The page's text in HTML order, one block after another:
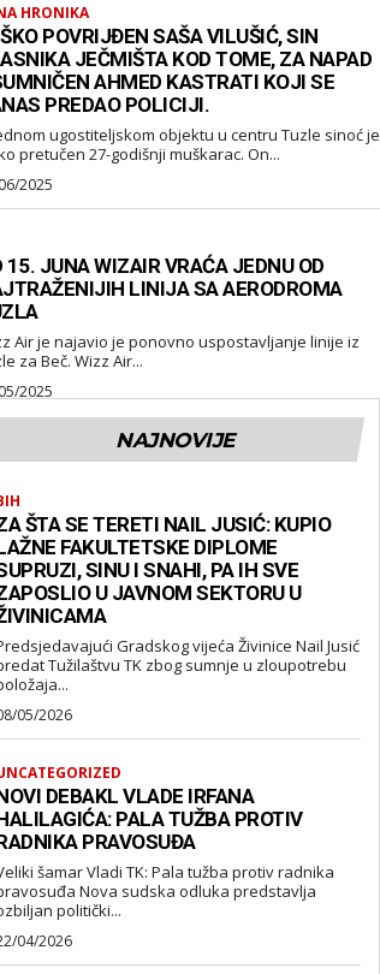
HRONIKA
POVRIJĐEN SAŠA VILUŠIĆ, SIN
JEČMIŠTA KOD TOME, ZA NAPAD
AHMED KASTRATI KOJI SE
PREDAO POLICIJI.
ugostiteljskom objektu u centru Tuzle sinoć je
pretučen 27-godišnji muškarac. On...
2025
15. JUNA WIZAIR VRAĆA JEDNU OD
LINIJA SA AERODROMA
ponovno uspostavljanje linije iz
Tuzle za Beč. Wizz Air...
2025
NAJNOVIJE
ŠTA SE TERETI NAIL JUSIĆ: KUPIO
FAKULTETSKE DIPLOME
SINU I SNAHI, PA IH SVE
U JAVNOM SEKTORU U
Gradskog vijeća Živinice Nail Jusić
Tužilaštvu TK zbog sumnje u zloupotrebu
05/2026
DEBAKL VLADE IRFANA
PALA TUŽBA PROTIV
PRAVOSUĐA
šamar Vladi TK: Pala tužba protiv radnika
Nova sudska odluka predstavlja
politički...
04/2026